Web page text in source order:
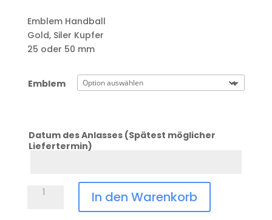
Emblem Handball
Gold, Siler Kupfer
25 oder 50 mm
Emblem
Datum des Anlasses (Spätest möglicher
Liefertermin)
Emblem
In den Warenkorb